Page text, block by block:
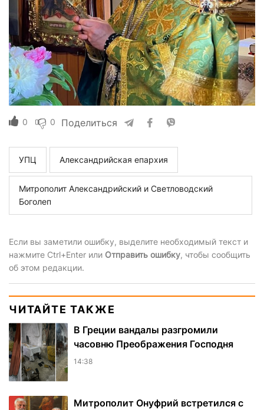
0 0 Поделиться
УПЦ Александрийская епархия
Митрополит Александрийский и Светловодский
Боголеп
Если вы заметили ошибку, выделите необходимый текст и
нажмите Ctrl+Enter или Отправить ошибку, чтобы сообщить
об этом редакции.
ЧИТАЙТЕ ТАКЖЕ
В Греции вандалы разгромили
часовню Преображения Господня
14:38
Митрополит Онуфрий встретился с